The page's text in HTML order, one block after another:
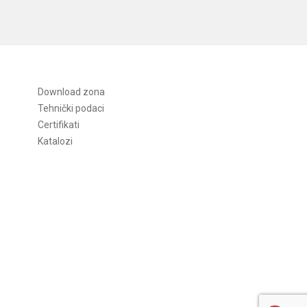
Download zona
Tehnički podaci
Certifikati
Katalozi